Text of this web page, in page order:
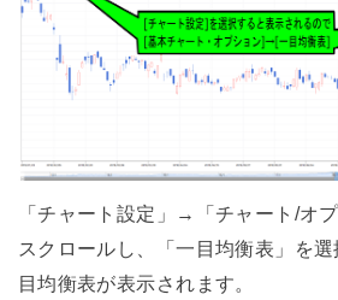
「チャート設定」→「チャート/オ
スクロールし、「一目均衡表」を
目均衡表が表示されます。